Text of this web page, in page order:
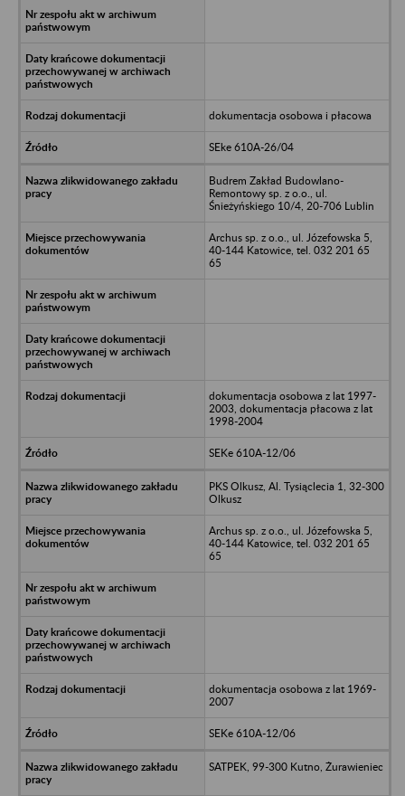
dokumentacja osobowa i płacowa
SEke 610A-26/04
Budrem Zakład Budowlano-
Remontowy sp. z o.o., ul.
Śnieżyńskiego 10/4, 20-706 Lublin
Archus sp. z o.o., ul. Józefowska 5,
40-144 Katowice, tel. 032 201 65
65
dokumentacja osobowa z lat 1997-
2003, dokumentacja płacowa z lat
1998-2004
SEKe 610A-12/06
PKS Olkusz, Al. Tysiąclecia 1, 32-300
Olkusz
Archus sp. z o.o., ul. Józefowska 5,
40-144 Katowice, tel. 032 201 65
65
dokumentacja osobowa z lat 1969-
2007
SEKe 610A-12/06
SATPEK, 99-300 Kutno, Żurawieniec